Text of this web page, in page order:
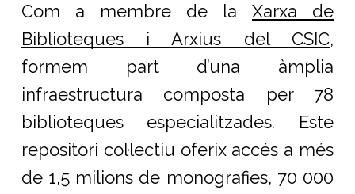
Com a membre de la Xarxa de
Biblioteques i Arxius del CSIC,
formem part d’una àmplia
infraestructura composta per 78
biblioteques especialitzades. Este
repositori col·lectiu oferix accés a més
de 1,5 milions de monografies, 70 000